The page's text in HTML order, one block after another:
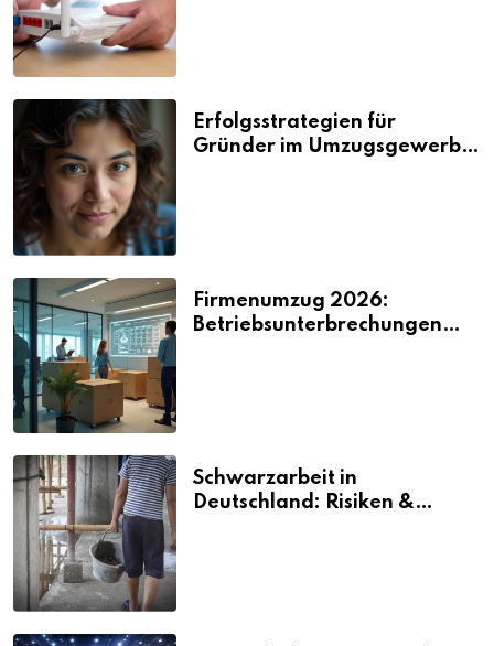
Erfolgsstrategien für
Gründer im Umzugsgewerbe
Firmenumzug 2026:
Betriebsunterbrechungen
Schwarzarbeit in
Deutschland: Risiken &